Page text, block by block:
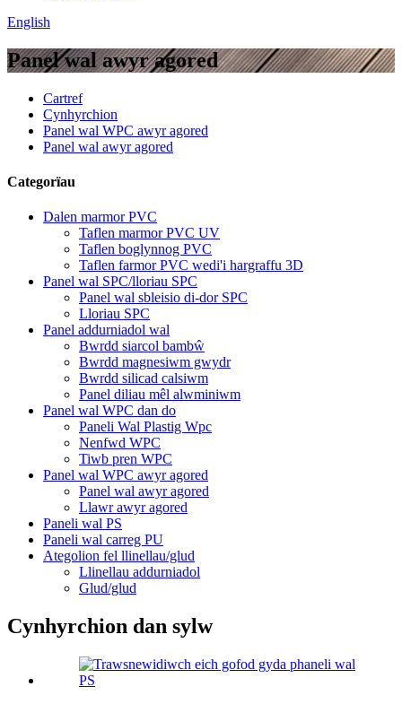
English
Panel wal awyr agored
Cartref
Cynhyrchion
Panel wal WPC awyr agored
Panel wal awyr agored
Categorïau
Dalen marmor PVC
Taflen marmor PVC UV
Taflen boglynnog PVC
Taflen farmor PVC wedi'i hargraffu 3D
Panel wal SPC/lloriau SPC
Panel wal sbleisio di-dor SPC
Lloriau SPC
Panel addurniadol wal
Bwrdd siarcol bambŵ
Bwrdd magnesiwm gwydr
Bwrdd silicad calsiwm
Panel diliau mêl alwminiwm
Panel wal WPC dan do
Paneli Wal Plastig Wpc
Nenfwd WPC
Tiwb pren WPC
Panel wal WPC awyr agored
Panel wal awyr agored
Llawr awyr agored
Paneli wal PS
Paneli wal carreg PU
Ategolion fel llinellau/glud
Llinellau addurniadol
Glud/glud
Cynhyrchion dan sylw